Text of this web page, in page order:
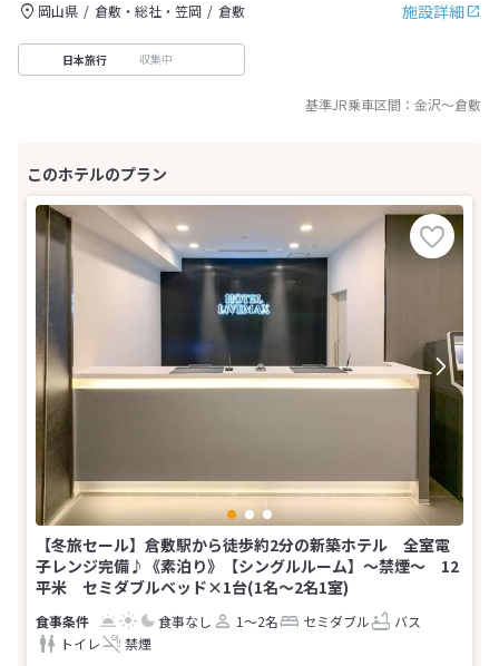
施設詳細
岡山県 倉敷・総社・笠岡 倉敷
日本旅行 収集中
基準JR乗車区間： 金沢～倉敷
【冬旅セール】倉敷駅から徒歩約2分の新築ホテル 全室電
子レンジ完備♪《素泊り》【シングルルーム】～禁煙～ 12
平米 セミダブルベッド×1台(1名～2名1室)
食事なし 1～2名 セミダブル
バス
トイレ
禁煙